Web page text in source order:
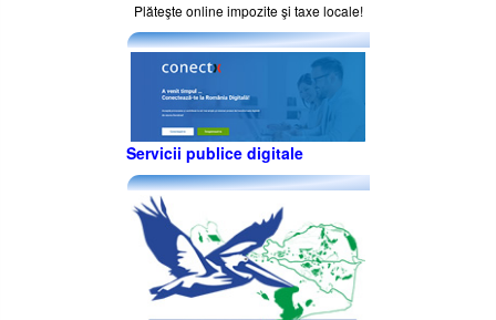
Plăteşte online impozite şi taxe locale!
Servicii publice digitale